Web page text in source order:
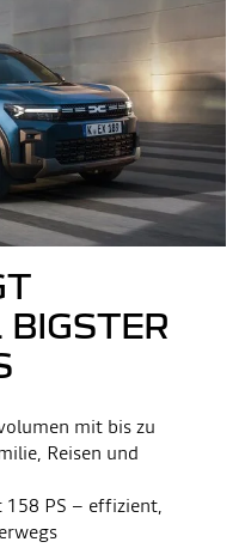
C
Z
mit bis zu
Reisen und
PS – effizient,